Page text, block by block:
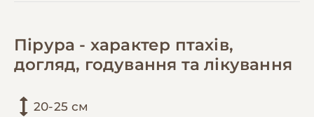
Пірура - характер птахів,
догляд, годування та лікування
20-25 см